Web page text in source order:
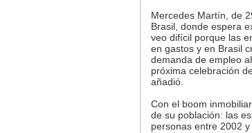
Mercedes Martín, de
Brasil, donde espera
veo difícil porque las
en gastos y en Brasil
demanda de empleo
próxima celebración
añadió.
Con el boom
de su población: las
personas entre 2002